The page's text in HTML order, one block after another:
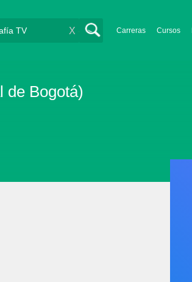
Carreras Cursos
X
de Bogotá)